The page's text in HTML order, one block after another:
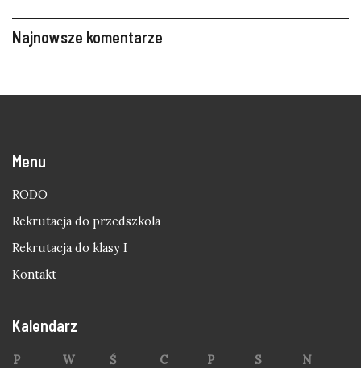
Najnowsze komentarze
Menu
RODO
Rekrutacja do przedszkola
Rekrutacja do klasy I
Kontakt
Kalendarz
P W Ś C P S
N